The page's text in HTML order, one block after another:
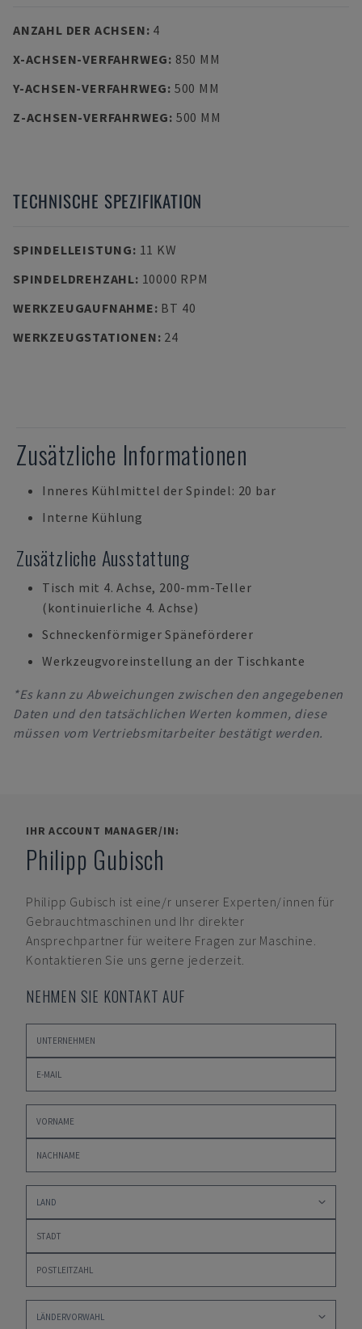
ANZAHL DER ACHSEN: 4
X-ACHSEN-VERFAHRWEG: 850 MM
Y-ACHSEN-VERFAHRWEG: 500 MM
Z-ACHSEN-VERFAHRWEG: 500 MM
TECHNISCHE SPEZIFIKATION
SPINDELLEISTUNG: 11 KW
SPINDELDREHZAHL: 10000 RPM
WERKZEUGAUFNAHME: BT 40
WERKZEUGSTATIONEN: 24
Zusätzliche Informationen
Inneres Kühlmittel der Spindel: 20 bar
Interne Kühlung
Zusätzliche Ausstattung
Tisch mit 4. Achse, 200-mm-Teller
(kontinuierliche 4. Achse)
Schneckenförmiger Späneförderer
Werkzeugvoreinstellung an der Tischkante
*Es kann zu Abweichungen zwischen den angegebenen
Daten und den tatsächlichen Werten kommen, diese
müssen vom Vertriebsmitarbeiter bestätigt werden.
IHR ACCOUNT MANAGER/IN:
Philipp Gubisch
Philipp Gubisch ist eine/r unserer Experten/innen für
Gebrauchtmaschinen und Ihr direkter
Ansprechpartner für weitere Fragen zur Maschine.
Kontaktieren Sie uns gerne jederzeit.
NEHMEN SIE KONTAKT AUF